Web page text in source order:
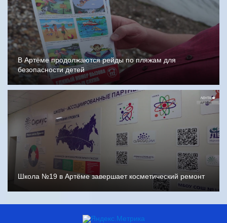
В Артёме продолжаются рейды по пляжам для
безопасности детей
Школа №19 в Артёме завершает косметический ремонт